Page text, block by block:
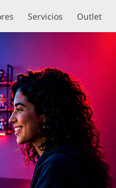
Servicios Outlet